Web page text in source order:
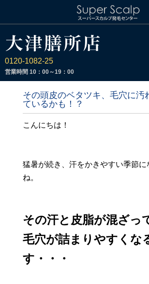
0120-1082-25
営業時間 10：00～19：00
その頭皮のベタツキ、毛穴に汚
ているかも！？
こんにちは！
猛暑が続き、汗をかきやすい季節に
ね。
その汗と皮脂が混ざっ
毛穴が詰まりやすくな
す・・・